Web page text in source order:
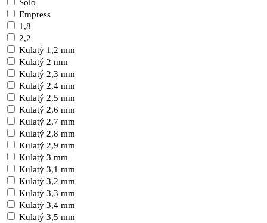
Solo
Empress
1,8
2,2
Kulatý 1,2 mm
Kulatý 2 mm
Kulatý 2,3 mm
Kulatý 2,4 mm
Kulatý 2,5 mm
Kulatý 2,6 mm
Kulatý 2,7 mm
Kulatý 2,8 mm
Kulatý 2,9 mm
Kulatý 3 mm
Kulatý 3,1 mm
Kulatý 3,2 mm
Kulatý 3,3 mm
Kulatý 3,4 mm
Kulatý 3,5 mm